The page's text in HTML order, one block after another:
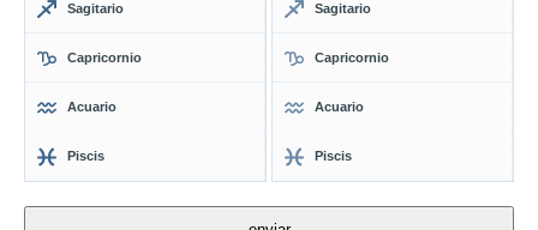
Sagitario
Capricornio
Acuario
Piscis
Sagitario
Capricornio
Acuario
Piscis